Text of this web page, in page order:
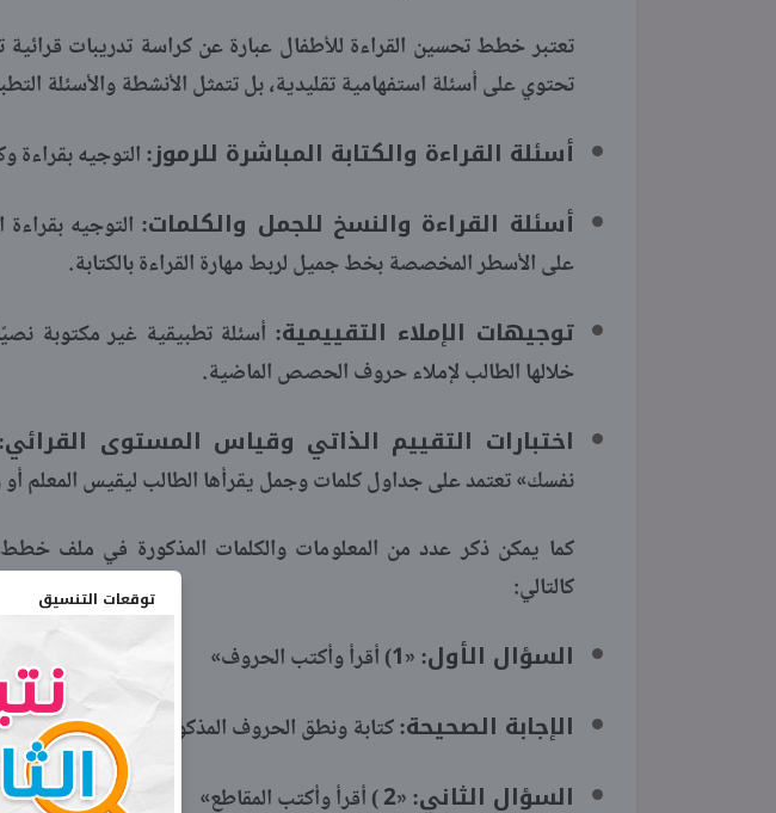
توقعات التنسيق
تعتبر خطط تحسين القراءة للأطفال عبارة عن كراسة تدريبات قرائية
تحتوي على أسئلة استفهامية تقليدية، بل تتمثل الأنشطة والأسئلة
أسئلة القراءة والكتابة المباشرة للرموز:التوجيه بقراءة
أسئلة القراءة والنسخ للجمل والكلمات: التوجيه
على الأسطر المخصصة بخط جميل لربط مهارة القراءة بالكتابة.
توجيهات الإملاء التقييمية: أسئلة تطبيقية غير مكتوبة
خلالها الطالب لإملاء حروف الحصص الماضية.
اختبارات التقييم الذاتي وقياس المستوى القرائي:
نفسك» تعتمد على جداول كلمات وجمل يقرأها الطالب ليقيس المعلم
كما يمكن ذكر عدد من المعلومات والكلمات المذكورة في ملف
كالتالي:
السؤال الأول:«1) أقرأ وأكتب الحروف»
الإجابة الصحيحة:كتابة ونطق الحروف المذكورة في الجدول وهي:
السؤال الثاني:«2 ) أقرأ وأكتب المقاطع»